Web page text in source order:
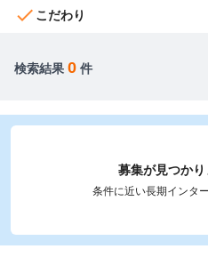
check こだわり
検索結果 0 件
募集が見つか
条件に近い長期インタ